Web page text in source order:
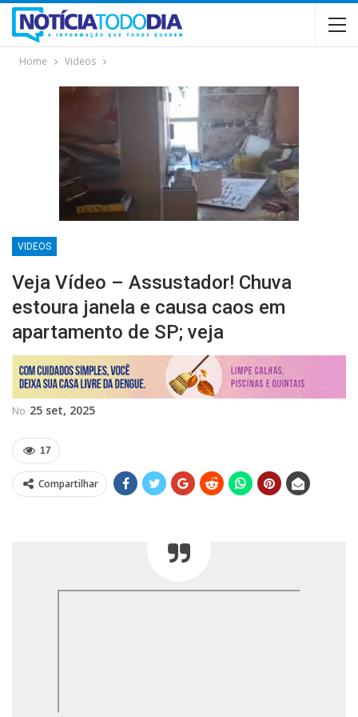
Home Videos
VIDEOS
Veja Vídeo – Assustador! Chuva
estoura janela e causa caos em
apartamento de SP; veja
No 25 set, 2025
17
Compartilhar